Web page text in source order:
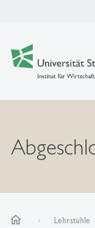
home Lehrstühle